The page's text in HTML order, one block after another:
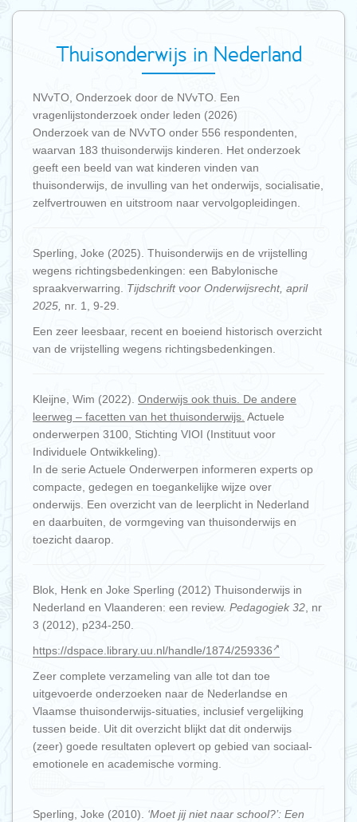
Thuisonderwijs in Nederland
NVvTO, Onderzoek door de NVvTO. Een
vragenlijstonderzoek onder leden (2026)
Onderzoek van de NVvTO onder 556 respondenten,
waarvan 183 thuisonderwijs kinderen. Het onderzoek
geeft een beeld van wat kinderen vinden van
thuisonderwijs, de invulling van het onderwijs, socialisatie,
zelfvertrouwen en uitstroom naar vervolgopleidingen.
Sperling, Joke (2025). Thuisonderwijs en de vrijstelling
wegens richtingsbedenkingen: een Babylonische
spraakverwarring. Tijdschrift voor Onderwijsrecht, april
2025, nr. 1, 9-29.
Een zeer leesbaar, recent en boeiend historisch overzicht
van de vrijstelling wegens richtingsbedenkingen.
Kleijne, Wim (2022).Onderwijs ook thuis. De andere
leerweg – facetten van het thuisonderwijs. Actuele
onderwerpen 3100, Stichting VIOI (Instituut voor
Individuele Ontwikkeling).
In de serie Actuele Onderwerpen informeren experts op
compacte, gedegen en toegankelijke wijze over
onderwijs. Een overzicht van de leerplicht in Nederland
en daarbuiten, de vormgeving van thuisonderwijs en
toezicht daarop.
Blok, Henk en Joke Sperling (2012) Thuisonderwijs in
Nederland en Vlaanderen: een review.Pedagogiek 32 , nr
3 (2012), p234-250.
https://dspace.library.uu.nl/handle/1874/259336
Zeer complete verzameling van alle tot dan toe
uitgevoerde onderzoeken naar de Nederlandse en
Vlaamse thuisonderwijs-situaties, inclusief vergelijking
tussen beide. Uit dit overzicht blijkt dat dit onderwijs
(zeer) goede resultaten oplevert op gebied van sociaal-
emotionele en academische vorming.
Sperling, Joke (2010). ‘Moet jij niet naar school?’: Een